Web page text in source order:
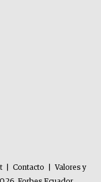
Contacto
Valores y